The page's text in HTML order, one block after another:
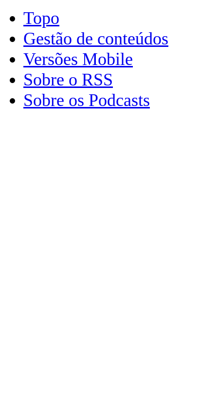
Topo
Gestão de conteúdos
Versões Mobile
Sobre o RSS
Sobre os Podcasts